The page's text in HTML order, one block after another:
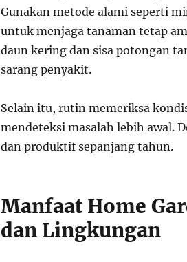
Gunakan metode alami seperti
untuk menjaga tanaman tetap
daun kering dan sisa potongan
sarang penyakit.
Selain itu, rutin memeriksa
mendeteksi masalah lebih awal.
dan produktif sepanjang tahun.
Manfaat Home
dan Lingkungan